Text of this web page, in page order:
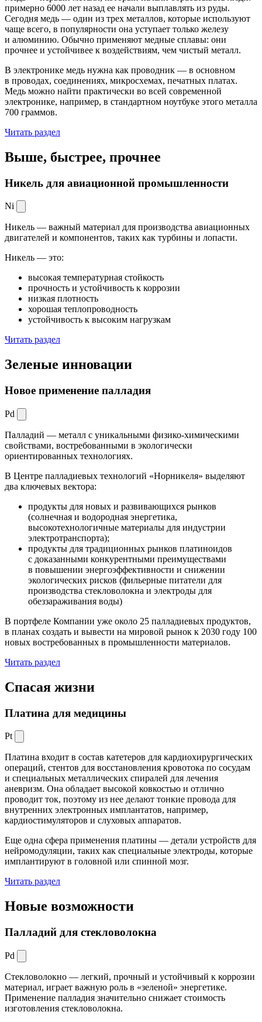
примерно 6000 лет назад ее начали выплавлять из руды.
Сегодня медь — один из трех металлов, которые используют
чаще всего, в популярности она уступает только железу
и алюминию. Обычно применяют медные сплавы: они
прочнее и устойчивее к воздействиям, чем чистый металл.
В электронике медь нужна как проводник — в основном
в проводах, соединениях, микросхемах, печатных платах.
Медь можно найти практически во всей современной
электронике, например, в стандартном ноутбуке этого металла
700 граммов.
Читать раздел
Выше, быстрее, прочнее
Никель для авиационной промышленности
Ni
Никель — важный материал для производства авиационных
двигателей и компонентов, таких как турбины и лопасти.
Никель — это:
высокая температурная стойкость
прочность и устойчивость к коррозии
низкая плотность
хорошая теплопроводность
устойчивость к высоким нагрузкам
Читать раздел
Зеленые инновации
Новое применение палладия
Pd
Палладий — металл с уникальными физико-химическими
свойствами, востребованными в экологически
ориентированных технологиях.
В Центре палладиевых технологий «Норникеля» выделяют
два ключевых вектора:
продукты для новых и развивающихся рынков
(солнечная и водородная энергетика,
высокотехнологичные материалы для индустрии
электротранспорта);
продукты для традиционных рынков платиноидов
с доказанными конкурентными преимуществами
в повышении энергоэффективности и снижении
экологических рисков (фильерные питатели для
производства стекловолокна и электроды для
обеззараживания воды)
В портфеле Компании уже около 25 палладиевых продуктов,
в планах создать и вывести на мировой рынок к 2030 году 100
новых востребованных в промышленности материалов.
Читать раздел
Спасая жизни
Платина для медицины
Pt
Платина входит в состав катетеров для кардиохирургических
операций, стентов для восстановления кровотока по сосудам
и специальных металлических спиралей для лечения
аневризм. Она обладает высокой ковкостью и отлично
проводит ток, поэтому из нее делают тонкие провода для
внутренних электронных имплантатов, например,
кардиостимуляторов и слуховых аппаратов.
Еще одна сфера применения платины — детали устройств для
нейромодуляции, таких как специальные электроды, которые
имплантируют в головной или спинной мозг.
Читать раздел
Новые возможности
Палладий для стекловолокна
Pd
Стекловолокно — легкий, прочный и устойчивый к коррозии
материал, играет важную роль в «зеленой» энергетике.
Применение палладия значительно снижает стоимость
изготовления стекловолокна.